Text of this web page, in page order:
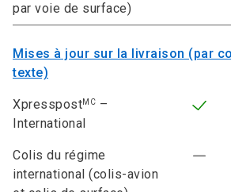
par voie de surface)
Mises à jour sur la livraison (par
texte)
XpresspostMC –
International
Colis du régime
international (colis-avion